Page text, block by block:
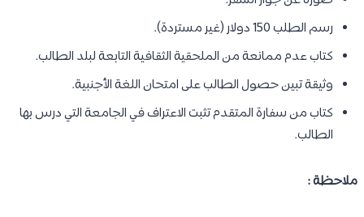
رسم الطلب 150 دولار (غير مستردة).
كتاب عدم ممانعة من الملحقية الثقافية التابعة لبلد الطالب.
وثيقة تبين حصول الطالب على امتحان اللغة الأجنبية.
كتاب من سفارة المتقدم تثبت الاعتراف في الجامعة التي درس بها
الطالب.
ملاحظة :